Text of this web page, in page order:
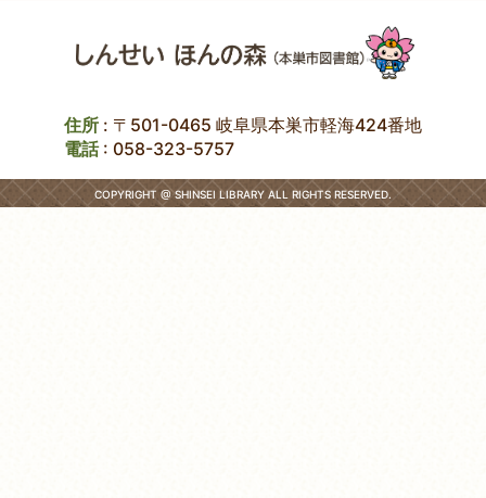
住所 : 〒501-0465 岐阜県本巣市軽海424番地
電話: 058-323-5757
COPYRIGHT @ SHINSEI LIBRARY ALL RIGHTS RESERVED.